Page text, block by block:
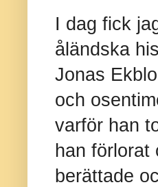
I dag fick
åländska
Jonas
och
varför han
han
berättade